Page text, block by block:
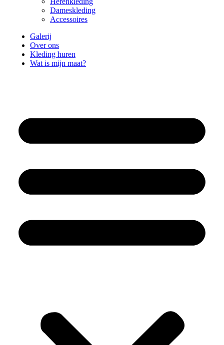
Dameskleding
Accessoires
Galerij
Over ons
Kleding huren
Wat is mijn maat?